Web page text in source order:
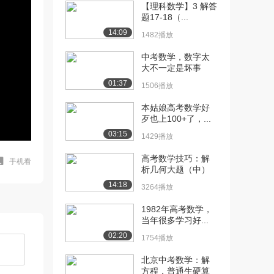
手机看
14:09
【理科数学】3 解答
题17-18（...
1482播放
01:37
中考数学，数字太
大不一定是坏事
1506播放
03:15
本姑娘高考数学好
歹也上100+了，...
1429播放
14:18
高考数学技巧：解
析几何大题（中）
3264播放
02:20
1982年高考数学，
当年很多学习好...
1754播放
北京中考数学：解
方程，普通生硬算